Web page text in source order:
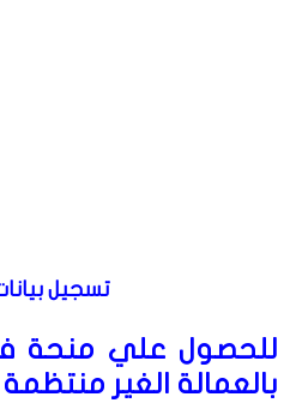
تسجيل
للحصول علي منحة فيروس كورونا 2020
بالعمالة الغير منتظمة